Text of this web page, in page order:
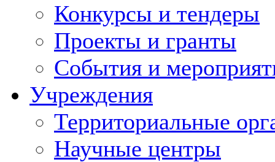
Конкурсы и тендеры
Проекты и гранты
События и
Учреждения
Территориальные
Научные центры